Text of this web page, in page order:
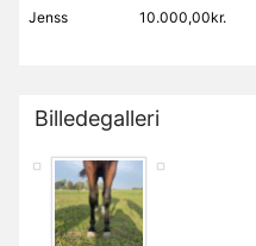
Jenss 10.000,00kr.
Billedegalleri